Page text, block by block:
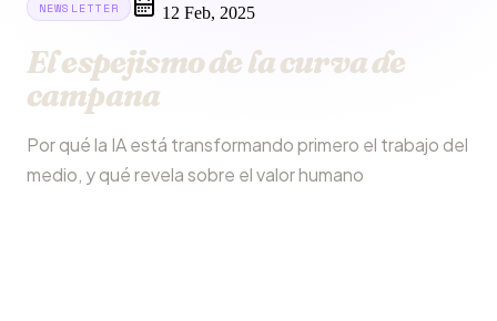
NEWSLETTER 12 Feb, 2025
El espejismo de la curva de
campana
Por qué la IA está transformando primero el trabajo del
medio, y qué revela sobre el valor humano